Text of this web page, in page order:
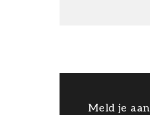
Meld je